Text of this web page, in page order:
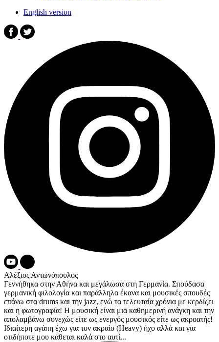
English version
Αλέξιος Αντωνόπουλος
Γεννήθηκα στην Αθήνα και μεγάλωσα στη Γερμανία. Σπούδασα
γερμανική φιλολογία και παράλληλα έκανα και μουσικές σπουδές
επάνω στα drums και την jazz, ενώ τα τελευταία χρόνια με κερδίζει
και η φωτογραφία! Η μουσική είναι μια καθημερινή ανάγκη και την
απολαμβάνω συνεχώς είτε ως ενεργός μουσικός είτε ως ακροατής!
Ιδιαίτερη αγάπη έχω για τον ακραίο (Heavy) ήχο αλλά και για
οτιδήποτε μου κάθεται καλά στο αυτί...